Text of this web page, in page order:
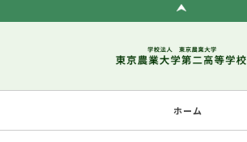
ホーム